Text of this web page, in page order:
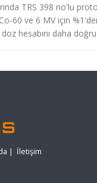
TRS 398 no'lu
60 ve 6 MV için
hesabını daha doğru
| İletişim